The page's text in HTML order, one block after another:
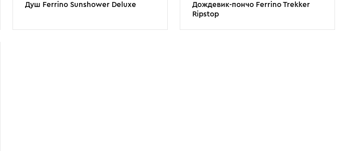
Душ Ferrino Sunshower Deluxe
Дождевик-пончо Ferrino Trekker
Ripstop